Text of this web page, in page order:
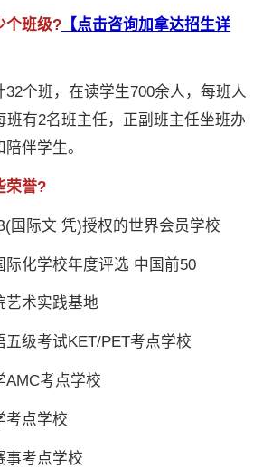
班级?【点击咨询加拿达招生详
个班，在读学生700余人，每班人
班有2名班主任，正副班主任坐班办
伴学生。
誉?
际文 凭)授权的世界会员学校
化学校年度评选 中国前50
术实践基地
级考试KET/PET考点学校
考点学校
点学校
考点学校